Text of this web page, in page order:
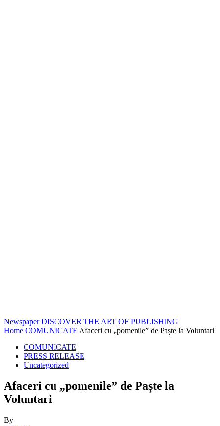
Newspaper DISCOVER THE ART OF PUBLISHING
Home COMUNICATE Afaceri cu „pomenile” de Paște la Voluntari
COMUNICATE
PRESS RELEASE
Uncategorized
Afaceri cu „pomenile” de Paște la
Voluntari
By